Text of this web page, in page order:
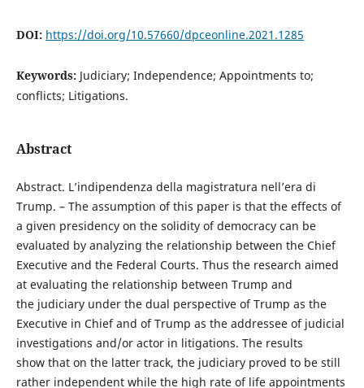
DOI: https://doi.org/10.57660/dpceonline.2021.1285
Keywords: Judiciary; Independence; Appointments to;
conflicts; Litigations.
Abstract
Abstract. L’indipendenza della magistratura nell’era di
Trump. – The assumption of this paper is that the effects of
a given presidency on the solidity of democracy can be
evaluated by analyzing the relationship between the Chief
Executive and the Federal Courts. Thus the research aimed
at evaluating the relationship between Trump and
the judiciary under the dual perspective of Trump as the
Executive in Chief and of Trump as the addressee of judicial
investigations and/or actor in litigations. The results
show that on the latter track, the judiciary proved to be still
rather independent while the high rate of life appointments